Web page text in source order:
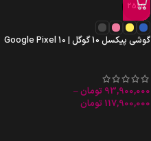
256G
گوشی پیکسل 10 گوگل | Google Pixel 10
93,900,000 تومان–
117,900,000 تومان